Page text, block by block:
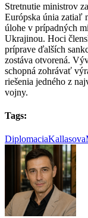
Stretnutie ministrov
Európska únia zatiaľ
úlohe v prípadných
Ukrajinou. Hoci
príprave ďalších
zostáva otvorená.
schopná zohrávať
riešenia jedného z
vojny.
Tags:
DiplomaciaKallasova